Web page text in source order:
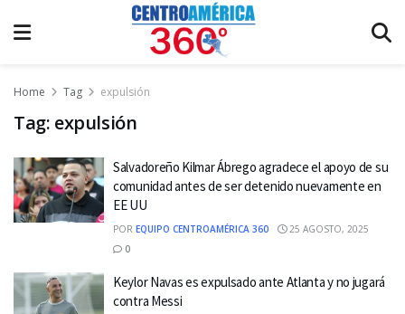
Home Tag expulsión
Tag: expulsión
Salvadoreño Kilmar Ábrego agradece el apoyo de su
comunidad antes de ser detenido nuevamente en
EE UU
POR EQUIPO CENTROAMÉRICA 360
25 AGOSTO, 2025
0
Keylor Navas es expulsado ante Atlanta y no jugará
contra Messi